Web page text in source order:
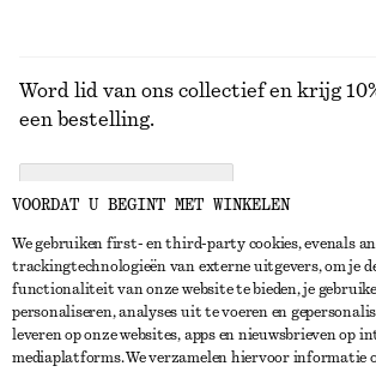
NEEM CONTACT OP
Neem contact met ons op
KLANTENSERVICE
Word lid van ons collectief en krijg
een bestelling.
VOORDAT U BEGINT MET WINKELEN
We gebruiken first- en third-party cookies, evenals
trackingtechnologieën van externe uitgevers, om je
functionaliteit van onze website te bieden, je
personaliseren, analyses uit te voeren en
leveren op onze websites, apps en nieuwsbrieven op
mediaplatforms. We verzamelen hiervoor informatie